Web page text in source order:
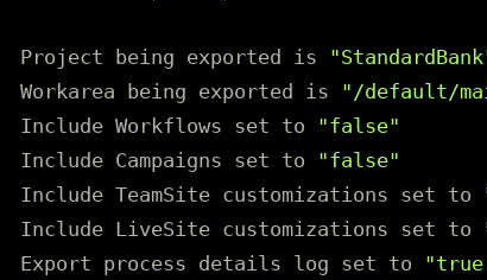
Project being exported is
Workarea being exported is
"/default/
Include Workflows set to
"false"
Include Campaigns set to
"false"
Include TeamSite customizations set to
Include LiveSite customizations set to
Export process details log set to
"true